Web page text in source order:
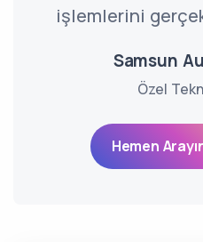
işlemlerini
Samsun
Özel
Hemen